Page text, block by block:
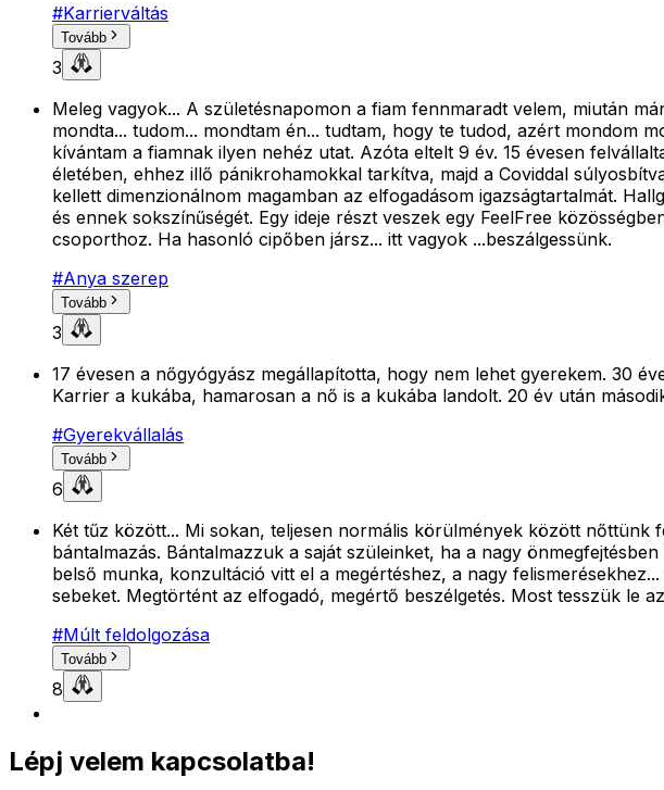
#Karrierváltás
Tovább
3
Meleg vagyok... A születésnapomon a fiam fennmaradt velem, miután
mondta... tudom... mondtam én... tudtam, hogy te tudod, azért mondom
kívántam a fiamnak ilyen nehéz utat. Azóta eltelt 9 év. 15 évesen
életében, ehhez illő pánikrohamokkal tarkítva, majd a Coviddal
kellett dimenzionálnom magamban az elfogadásom igazságtartalmát.
és ennek sokszínűségét. Egy ideje részt veszek egy FeelFree
csoporthoz. Ha hasonló cipőben jársz... itt vagyok ...beszálgessünk.
#Anya szerep
Tovább
3
17 évesen a nőgyógyász megállapította, hogy nem lehet gyerekem. 30
Karrier a kukába, hamarosan a nő is a kukába landolt. 20 év után
#Gyerekvállalás
Tovább
6
Két tűz között... Mi sokan, teljesen normális körülmények között
bántalmazás. Bántalmazzuk a saját szüleinket, ha a nagy
belső munka, konzultáció vitt el a megértéshez, a nagy
sebeket. Megtörtént az elfogadó, megértő beszélgetés. Most tesszük le
#Múlt feldolgozása
Tovább
8
Lépj velem kapcsolatba!